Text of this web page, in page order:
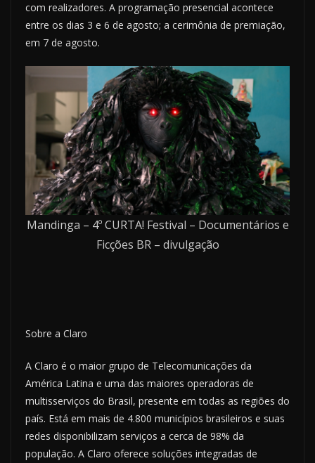
com realizadores. A programação presencial acontece
entre os dias 3 e 6 de agosto; a cerimônia de premiação,
em 7 de agosto.
Mandinga – 4º CURTA! Festival – Documentários e
Ficções BR – divulgação
Sobre a Claro
A Claro é o maior grupo de Telecomunicações da
América Latina e uma das maiores operadoras de
multisserviços do Brasil, presente em todas as regiões do
país. Está em mais de 4.800 municípios brasileiros e suas
redes disponibilizam serviços a cerca de 98% da
população. A Claro oferece soluções integradas de